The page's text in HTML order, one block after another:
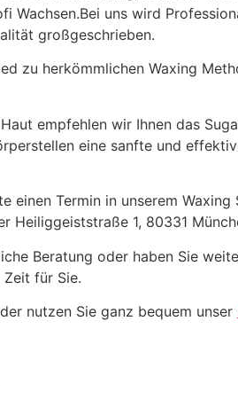
Wachsen.Bei uns wird
großgeschrieben.
zu herkömmlichen Waxing
empfehlen wir Ihnen das
eine sanfte und
einen Termin in unserem Waxing
Heiliggeiststraße 1, 80331
Beratung oder haben Sie
für Sie.
nutzen Sie ganz bequem unser